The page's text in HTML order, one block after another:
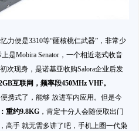
力便是3310等“砸核桃仁武器”，非常少
是Mobira Senator，一个相近老式收音
次现身，是诺基亚收购Salora企业后发
互联网，频率段450MHz VHF。
携式了，能够 放进车内应用。但是今
重约9.8KG ，肯定十分人会随便取出门
高手 就无需多讲了吧，手机上圈一代枭